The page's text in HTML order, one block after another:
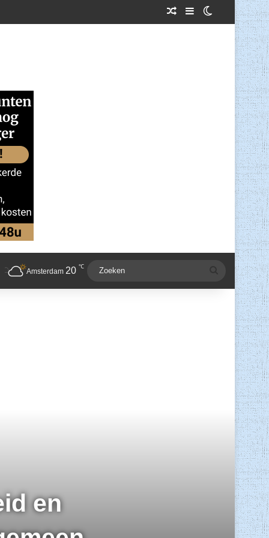
Willekeurig Artikel
SidebarSwitch skin
Amsterdam 20 ℃ Zoeken
en